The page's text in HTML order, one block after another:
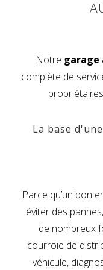
Notre garage
complète de
La base
Parce qu’un bon
éviter des
de nombreux
courroie de
véhicule,